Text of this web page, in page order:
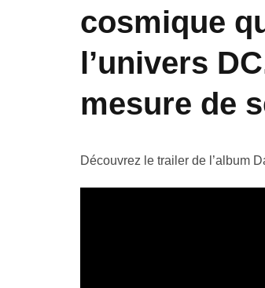
cosmique
l’univers
mesure de
Découvrez le trailer de l’album